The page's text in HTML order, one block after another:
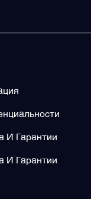
И Гарантии
И Гарантии